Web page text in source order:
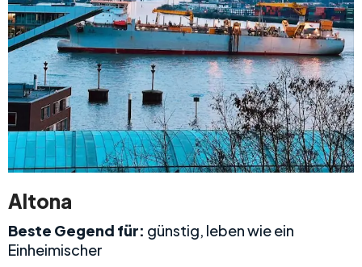
Altona
Beste Gegend für: günstig, leben wie ein
Einheimischer